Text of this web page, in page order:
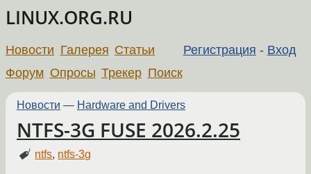
LINUX.ORG.RU
Регистрация - Вход
Новости Галерея Статьи
Форум Опросы Трекер Поиск
Новости — Hardware and Drivers
NTFS-3G FUSE 2026.2.25
ntfs, ntfs-3g